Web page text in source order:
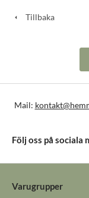
Tillbaka
Mail:
Följ oss på sociala
Varugrupper